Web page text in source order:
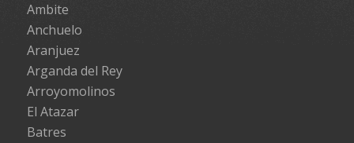
Ambite
Anchuelo
Aranjuez
Arganda del Rey
Arroyomolinos
El Atazar
Batres